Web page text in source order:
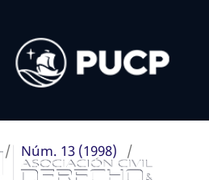
/ Núm. 13 (1998)
/